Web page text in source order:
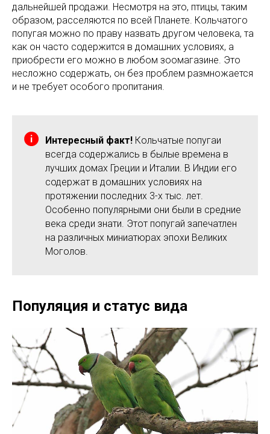
дальнейшей продажи. Несмотря на это, птицы, таким
образом, расселяются по всей Планете. Кольчатого
попугая можно по праву назвать другом человека, та
как он часто содержится в домашних условиях, а
приобрести его можно в любом зоомагазине. Это
несложно содержать, он без проблем размножается
и не требует особого пропитания.
Интересный факт! Кольчатые попугаи
всегда содержались в былые времена в
лучших домах Греции и Италии. В Индии его
содержат в домашних условиях на
протяжении последних 3-х тыс. лет.
Особенно популярными они были в средние
века среди знати. Этот попугай запечатлен
на различных миниатюрах эпохи Великих
Моголов.
Популяция и статус вида